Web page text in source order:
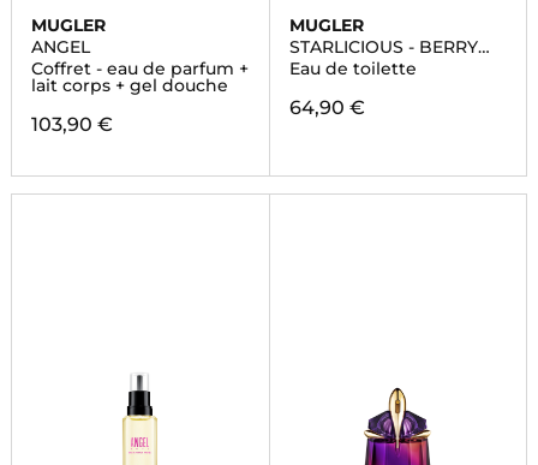
MUGLER
ANGEL
Coffret - eau de parfum +
lait corps + gel douche
103,90 €
MUGLER
STARLICIOUS - BERRY
LICORICE
Eau de toilette
64,90 €